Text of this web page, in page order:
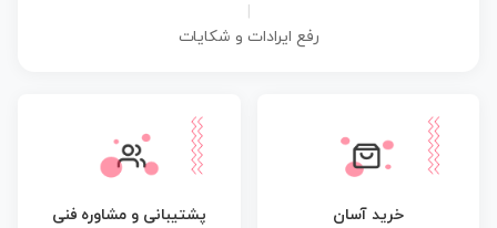
رفع ایرادات و شکایات
خرید آسان پشتیبانی و مشاوره فنی